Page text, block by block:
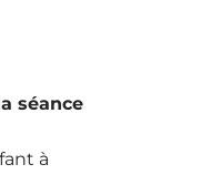
séance
à